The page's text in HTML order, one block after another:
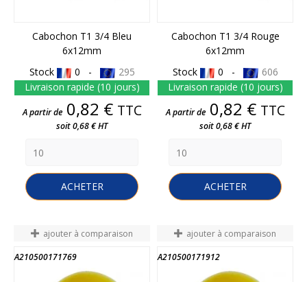
Cabochon T1 3/4 Bleu
6x12mm
Stock
0 -
295
Livraison rapide (10 jours)
Prix
A partir de 0,82 € TTC
soit 0,68 € HT
ACHETER
Cabochon T1 3/4 Rouge
6x12mm
Stock
0 -
606
Livraison rapide (10 jours)
Prix
A partir de 0,82 € TTC
soit 0,68 € HT
ACHETER
ajouter à comparaison
A210500171769
ajouter à comparaison
A210500171912